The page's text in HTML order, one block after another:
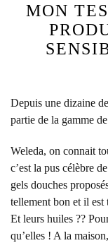
MON
Depuis une dizaine
partie de la gamme
Weleda, on connait
c’est la pus célèbre
gels douches
tellement bon et il est
Et leurs huiles ??
qu’elles ! A la